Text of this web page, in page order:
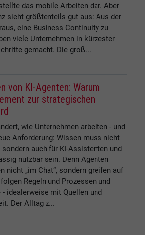
das mobile Arbeiten dar. Aber
sieht größtenteils gut aus: Aus der
eine Business Continuity zu
viele Unternehmen in kürzester
gemacht. Die groß...
von KI-Agenten: Warum
zur strategischen
wie Unternehmen arbeiten - und
Anforderung: Wissen muss nicht
sondern auch für KI-Assistenten und
nutzbar sein. Denn Agenten
nicht „im Chat“, sondern greifen auf
Regeln und Prozessen und
- idealerweise mit Quellen und
Der Alltag z...